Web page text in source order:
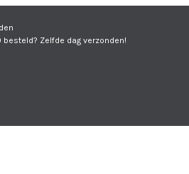
Zelfde dag verzonden!